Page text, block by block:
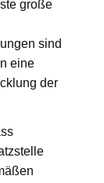
große
sind
eine
der